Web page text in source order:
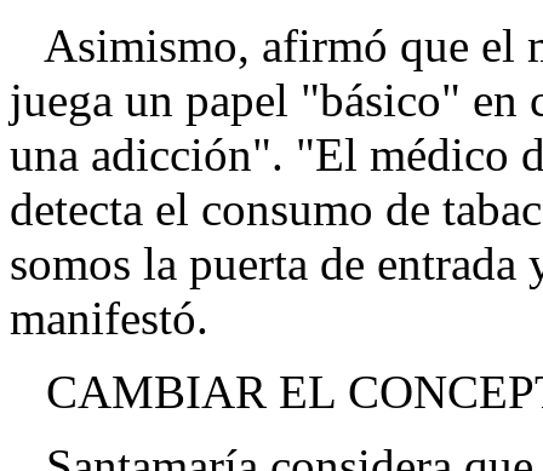
Asimismo, afirmó que el
juega un papel "básico" en
una adicción". "El médico
detecta el consumo de
somos la puerta de
manifestó.
CAMBIAR EL